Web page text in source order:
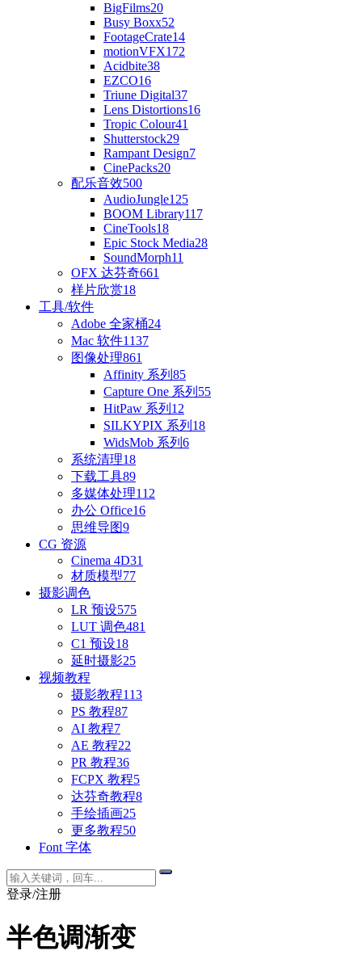
BigFilms20
Busy Boxx52
FootageCrate14
motionVFX172
Acidbite38
EZCO16
Triune Digital37
Lens Distortions16
Tropic Colour41
Shutterstock29
Rampant Design7
CinePacks20
配乐音效500
AudioJungle125
BOOM Library117
CineTools18
Epic Stock Media28
SoundMorph11
OFX 达芬奇661
样片欣赏18
工具/软件
Adobe 全家桶24
Mac 软件1137
图像处理861
Affinity 系列 85
Capture One 系列 55
HitPaw 系列 12
SILKYPIX 系列 18
WidsMob 系列 6
系统清理18
下载工具89
多媒体处理112
办公 Office16
思维导图9
CG 资源
Cinema 4D31
材质模型77
摄影调色
LR 预设575
LUT 调色481
C1 预设18
延时摄影25
视频教程
摄影教程113
PS 教程87
AI 教程7
AE 教程22
PR 教程36
FCPX 教程5
达芬奇教程8
手绘插画25
更多教程50
Font 字体
登录/注册
半色调渐变